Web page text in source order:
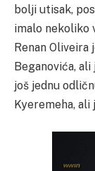
bolji utisak,
imalo nekoliko
Renan Oliveira
Beganovića,
još jednu
Kyeremeha,